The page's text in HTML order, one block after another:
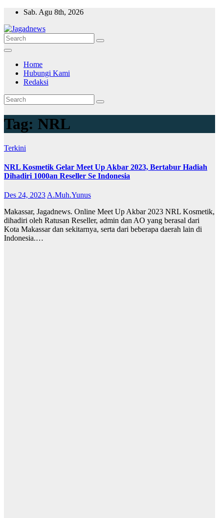
Skip
content
Sab. Agu 8th, 2026
Home
Hubungi Kami
Redaksi
Tag: NRL
Terkini
NRL Kosmetik Gelar Meet Up Akbar 2023, Bertabur Hadiah
Dihadiri 1000an Reseller Se Indonesia
Des 24, 2023A.Muh.Yunus
Makassar, Jagadnews. Online Meet Up Akbar 2023 NRL Kosmetik,
dihadiri oleh Ratusan Reseller, admin dan AO yang berasal dari
Kota Makassar dan sekitarnya, serta dari beberapa daerah lain di
Indonesia.…